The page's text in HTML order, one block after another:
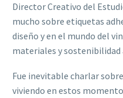
Director Creativo del
mucho sobre etiquetas
diseño y en el mundo del
materiales y sostenibilidad
Fue inevitable charlar
viviendo en estos